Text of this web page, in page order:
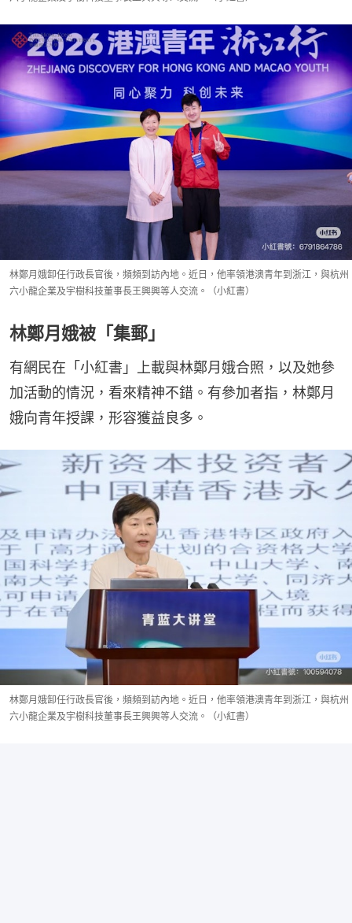
林鄭月娥卸任行政長官後，頻頻到訪內地。近日，他率領港澳青年到浙江，與杭州
六小龍企業及宇樹科技董事長王興興等人交流。（小紅書）
林鄭月娥被「集郵」
有網民在「小紅書」上載與林鄭月娥合照，以及她參
加活動的情況，看來精神不錯。有參加者指，林鄭月
娥向青年授課，形容獲益良多。
林鄭月娥卸任行政長官後，頻頻到訪內地。近日，他率領港澳青年到浙江，與杭州
六小龍企業及宇樹科技董事長王興興等人交流。（小紅書）